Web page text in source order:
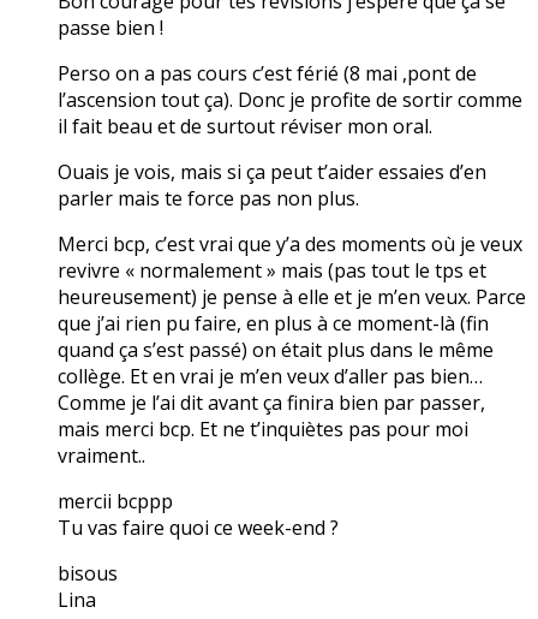
passe bien !
Perso on a pas cours c’est férié (8 mai ,pont de
l’ascension tout ça). Donc je profite de sortir comme
il fait beau et de surtout réviser mon oral.
Ouais je vois, mais si ça peut t’aider essaies d’en
parler mais te force pas non plus.
Merci bcp, c’est vrai que y’a des moments où je veux
revivre « normalement » mais (pas tout le tps et
heureusement) je pense à elle et je m’en veux. Parce
que j’ai rien pu faire, en plus à ce moment-là (fin
quand ça s’est passé) on était plus dans le même
collège. Et en vrai je m’en veux d’aller pas bien…
Comme je l’ai dit avant ça finira bien par passer,
mais merci bcp. Et ne t’inquiètes pas pour moi
vraiment..
mercii bcppp
Tu vas faire quoi ce week-end ?
bisous
Lina